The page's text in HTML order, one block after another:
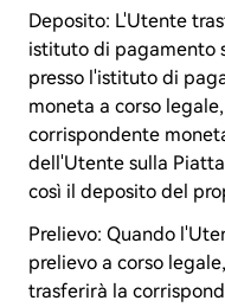
Deposito: L'Utente
istituto di pagamento
presso l'istituto di
moneta a corso
corrispondente
dell'Utente sulla
così il deposito del
Prelievo: Quando
prelievo a corso
trasferirà la